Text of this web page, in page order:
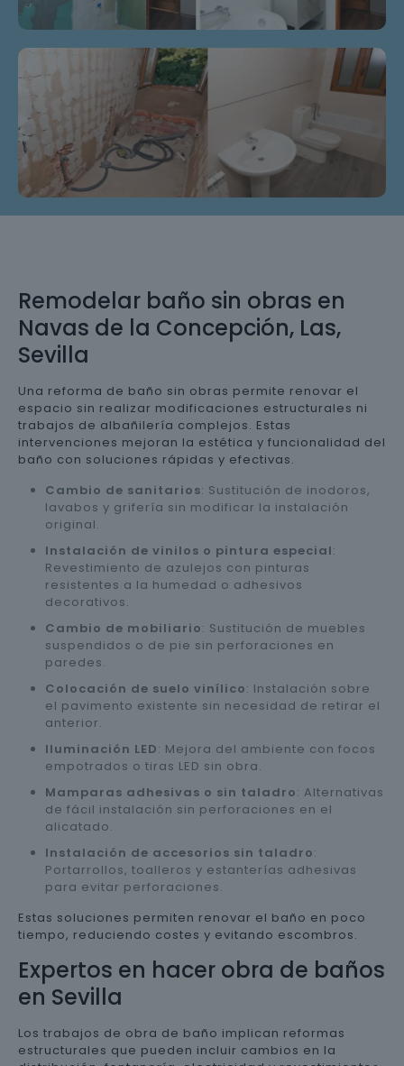
Remodelar baño sin obras en
Navas de la Concepción, Las,
Sevilla
Una reforma de baño sin obras permite renovar el
espacio sin realizar modificaciones estructurales ni
trabajos de albañilería complejos. Estas
intervenciones mejoran la estética y funcionalidad del
baño con soluciones rápidas y efectivas.
Cambio de sanitarios: Sustitución de inodoros,
lavabos y grifería sin modificar la instalación
original.
Instalación de vinilos o pintura especial:
Revestimiento de azulejos con pinturas
resistentes a la humedad o adhesivos
decorativos.
Cambio de mobiliario: Sustitución de muebles
suspendidos o de pie sin perforaciones en
paredes.
Colocación de suelo vinílico: Instalación sobre
el pavimento existente sin necesidad de retirar el
anterior.
Iluminación LED: Mejora del ambiente con focos
empotrados o tiras LED sin obra.
Mamparas adhesivas o sin taladro: Alternativas
de fácil instalación sin perforaciones en el
alicatado.
Instalación de accesorios sin taladro:
Portarrollos, toalleros y estanterías adhesivas
para evitar perforaciones.
Estas soluciones permiten renovar el baño en poco
tiempo, reduciendo costes y evitando escombros.
Expertos en hacer obra de baños
en Sevilla
Los trabajos de obra de baño implican reformas
estructurales que pueden incluir cambios en la